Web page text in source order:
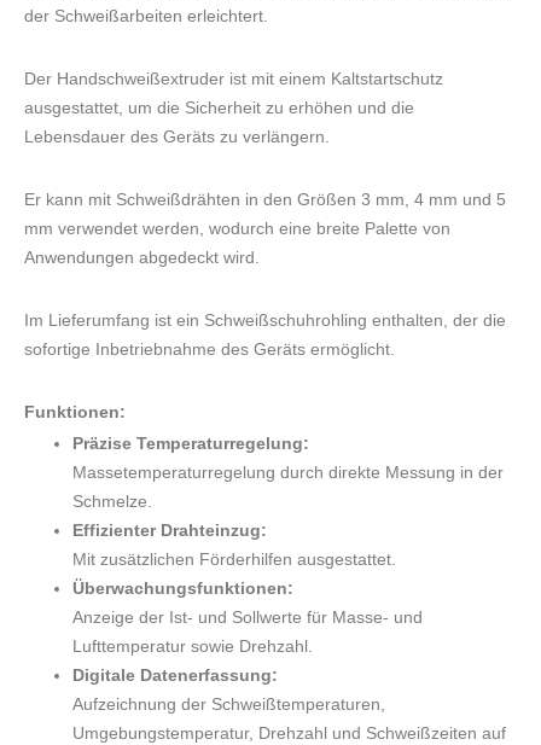
der Schweißarbeiten erleichtert.
Der Handschweißextruder ist mit einem Kaltstartschutz
ausgestattet, um die Sicherheit zu erhöhen und die
Lebensdauer des Geräts zu verlängern.
Er kann mit Schweißdrähten in den Größen 3 mm, 4 mm und 5
mm verwendet werden, wodurch eine breite Palette von
Anwendungen abgedeckt wird.
Im Lieferumfang ist ein Schweißschuhrohling enthalten, der die
sofortige Inbetriebnahme des Geräts ermöglicht.
Funktionen:
Präzise Temperaturregelung:
Massetemperaturregelung durch direkte Messung in der
Schmelze.
Effizienter Drahteinzug:
Mit zusätzlichen Förderhilfen ausgestattet.
Überwachungsfunktionen:
Anzeige der Ist- und Sollwerte für Masse- und
Lufttemperatur sowie Drehzahl.
Digitale Datenerfassung:
Aufzeichnung der Schweißtemperaturen,
Umgebungstemperatur, Drehzahl und Schweißzeiten auf